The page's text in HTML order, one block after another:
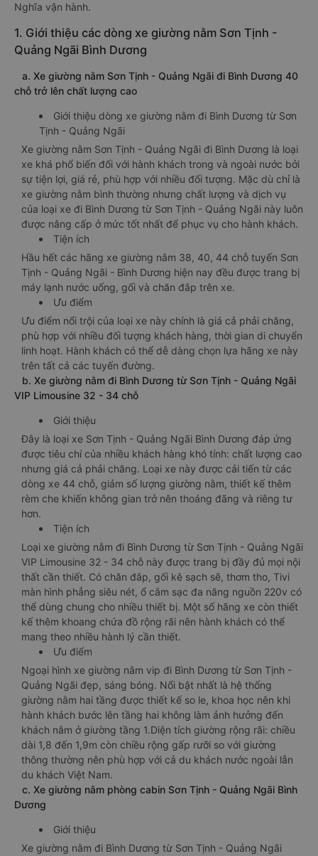
Nghĩa vận hành.
1. Giới thiệu các dòng xe giường nằm Sơn Tịnh -
Quảng Ngãi Bình Dương
a. Xe giường nằm Sơn Tịnh - Quảng Ngãi đi Bình Dương 40
chỗ trở lên chất lượng cao
Giới thiệu dòng xe giường nằm đi Bình Dương từ Sơn
Tịnh - Quảng Ngãi
Xe giường nằm Sơn Tịnh - Quảng Ngãi đi Bình Dương là loại
xe khá phổ biến đối với hành khách trong và ngoài nước bởi
sự tiện lợi, giá rẻ, phù hợp với nhiều đối tượng. Mặc dù chỉ là
xe giường nằm bình thường nhưng chất lượng và dịch vụ
của loại xe đi Bình Dương từ Sơn Tịnh - Quảng Ngãi này luôn
được nâng cấp ở mức tốt nhất để phục vụ cho hành khách.
Tiện ích
Hầu hết các hãng xe giường nằm 38, 40, 44 chỗ tuyến Sơn
Tịnh - Quảng Ngãi - Bình Dương hiện nay đều được trang bị
máy lạnh nước uống, gối và chăn đắp trên xe.
Ưu điểm
Ưu điểm nổi trội của loại xe này chính là giá cả phải chăng,
phù hợp với nhiều đối tượng khách hàng, thời gian di chuyển
linh hoạt. Hành khách có thể dễ dàng chọn lựa hãng xe này
trên tất cả các tuyến đường.
b. Xe giường nằm đi Bình Dương từ Sơn Tịnh - Quảng Ngãi
VIP Limousine 32 - 34 chỗ
Giới thiệu
Đây là loại xe Sơn Tịnh - Quảng Ngãi Bình Dương đáp ứng
được tiêu chí của nhiều khách hàng khó tính: chất lượng cao
nhưng giá cả phải chăng. Loại xe này được cải tiến từ các
dòng xe 44 chỗ, giảm số lượng giường nằm, thiết kế thêm
rèm che khiến không gian trở nên thoáng đãng và riêng tư
hơn.
Tiện ích
Loại xe giường nằm đi Bình Dương từ Sơn Tịnh - Quảng Ngãi
VIP Limousine 32 - 34 chỗ này được trang bị đầy đủ mọi nội
thất cần thiết. Có chăn đắp, gối kê sạch sẽ, thơm tho, Tivi
màn hình phẳng siêu nét, ổ cắm sạc đa năng nguồn 220v có
thể dùng chung cho nhiều thiết bị. Một số hãng xe còn thiết
kế thêm khoang chứa đồ rộng rãi nên hành khách có thể
mang theo nhiều hành lý cần thiết.
Ưu điểm
Ngoại hình xe giường nằm vip đi Bình Dương từ Sơn Tịnh -
Quảng Ngãi đẹp, sáng bóng. Nổi bật nhất là hệ thống
giường nằm hai tầng được thiết kế so le, khoa học nên khi
hành khách bước lên tầng hai không làm ảnh hưởng đến
khách nằm ở giường tầng 1.Diện tích giường rộng rãi: chiều
dài 1,8 đến 1,9m còn chiều rộng gấp rưỡi so với giường
thông thường nên phù hợp với cả du khách nước ngoài lẫn
du khách Việt Nam.
c. Xe giường nằm phòng cabin Sơn Tịnh - Quảng Ngãi Bình
Dương
Giới thiệu
Xe giường nằm đi Bình Dương từ Sơn Tịnh - Quảng Ngãi